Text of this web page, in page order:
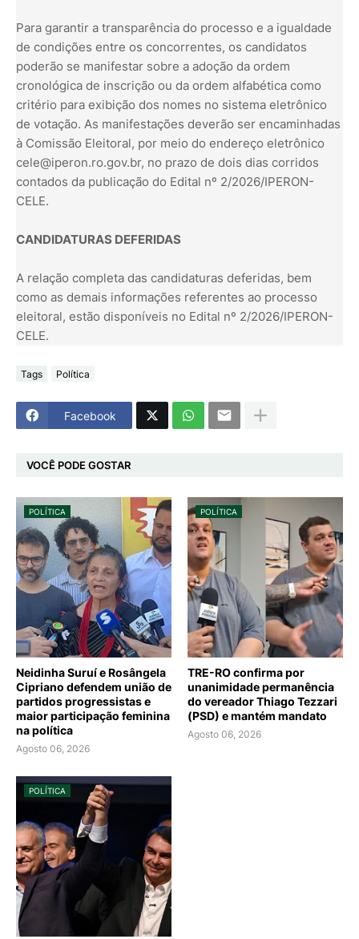
Para garantir a transparência do processo e a igualdade
de condições entre os concorrentes, os candidatos
poderão se manifestar sobre a adoção da ordem
cronológica de inscrição ou da ordem alfabética como
critério para exibição dos nomes no sistema eletrônico
de votação. As manifestações deverão ser encaminhadas
à Comissão Eleitoral, por meio do endereço eletrônico
cele@iperon.ro.gov.br, no prazo de dois dias corridos
contados da publicação do Edital nº 2/2026/IPERON-
CELE.
CANDIDATURAS DEFERIDAS
A relação completa das candidaturas deferidas, bem
como as demais informações referentes ao processo
eleitoral, estão disponíveis no Edital nº 2/2026/IPERON-
CELE.
Tags Política
Facebook
VOCÊ PODE GOSTAR
POLÍTICA
Neidinha Suruí e Rosângela
Cipriano defendem união de
partidos progressistas e
maior participação feminina
na política
Agosto 06, 2026
POLÍTICA
TRE-RO confirma por
unanimidade permanência
do vereador Thiago Tezzari
(PSD) e mantém mandato
Agosto 06, 2026
POLÍTICA